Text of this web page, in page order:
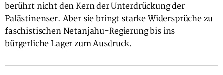
berührt nicht den Kern der Unterdrückung der
Palästinenser. Aber sie bringt starke Widersprüche zu
faschistischen Netanjahu-Regierung bis ins
bürgerliche Lager zum Ausdruck.